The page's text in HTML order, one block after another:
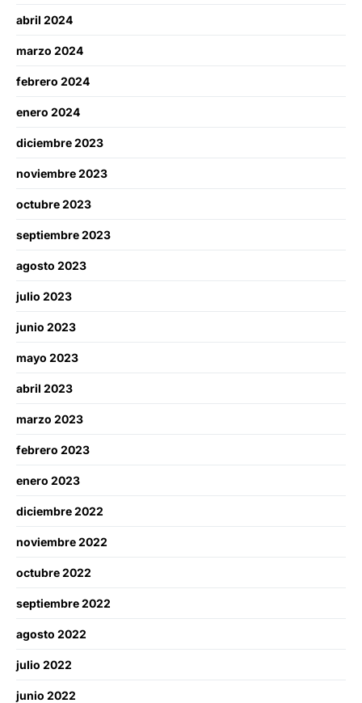
abril 2024
marzo 2024
febrero 2024
enero 2024
diciembre 2023
noviembre 2023
octubre 2023
septiembre 2023
agosto 2023
julio 2023
junio 2023
mayo 2023
abril 2023
marzo 2023
febrero 2023
enero 2023
diciembre 2022
noviembre 2022
octubre 2022
septiembre 2022
agosto 2022
julio 2022
junio 2022